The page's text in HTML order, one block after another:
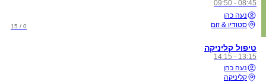
08:45 - 09:50
נעה כהן
סטודיו & זום
0 / 15
טיפול קליניקה
13:15 - 14:15
נעה כהן
קליניקה